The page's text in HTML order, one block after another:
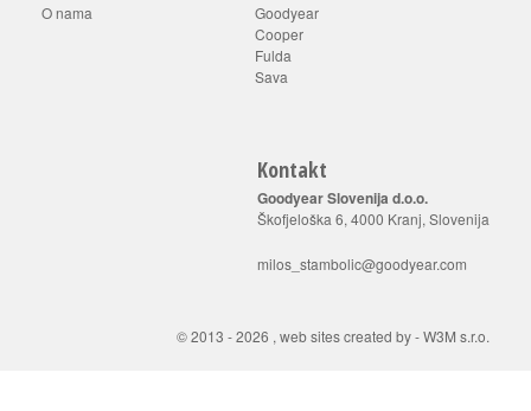
O nama
Goodyear
Cooper
Fulda
Sava
Kontakt
Goodyear Slovenija d.o.o.
Škofjeloška 6, 4000 Kranj, Slovenija
milos_stambolic@goodyear.com
© 2013 - 2026 , web sites created by-W3M s.r.o.